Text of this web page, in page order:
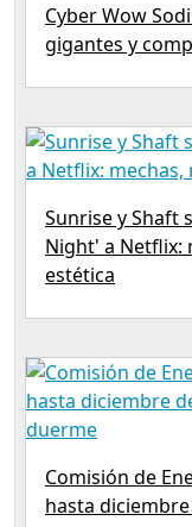
Cyber Wow
gigantes y
Sunrise y Shaft
Night' a Netflix:
estética
Comisión de
hasta